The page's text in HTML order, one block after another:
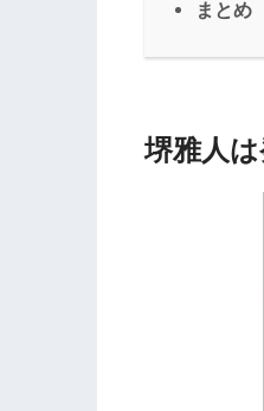
まとめ
堺雅人